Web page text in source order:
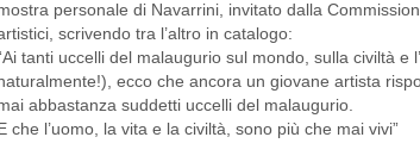
personale di Navarrini, invitato dalla
scrivendo tra l’altro in catalogo:
tanti uccelli del malaugurio sul mondo, sulla civiltà
ecco che ancora un giovane artista
abbastanza suddetti uccelli del malaugurio.
E che l’uomo, la vita e la civiltà, sono più che mai vivi”